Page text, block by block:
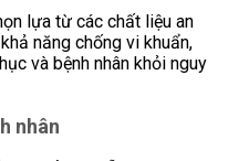
lựa từ các chất liệu an
năng chống vi khuẩn,
và bệnh nhân khỏi nguy
nhân